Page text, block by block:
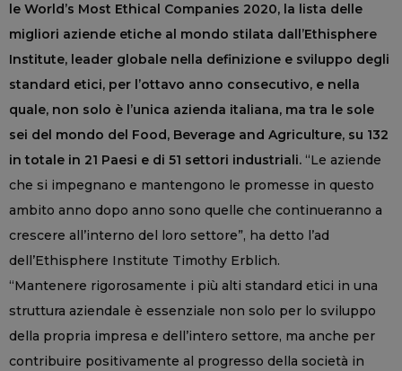
le World’s Most Ethical Companies 2020, la lista delle
migliori aziende etiche al mondo stilata dall’Ethisphere
Institute, leader globale nella definizione e sviluppo degli
standard etici, per l’ottavo anno consecutivo, e nella
quale, non solo è l’unica azienda italiana, ma tra le sole
sei del mondo del Food, Beverage and Agriculture, su 132
in totale in 21 Paesi e di 51 settori industriali. “Le aziende
che si impegnano e mantengono le promesse in questo
ambito anno dopo anno sono quelle che continueranno a
crescere all’interno del loro settore”, ha detto l’ad
dell’Ethisphere Institute Timothy Erblich.
“Mantenere rigorosamente i più alti standard etici in una
struttura aziendale è essenziale non solo per lo sviluppo
della propria impresa e dell’intero settore, ma anche per
contribuire positivamente al progresso della società in